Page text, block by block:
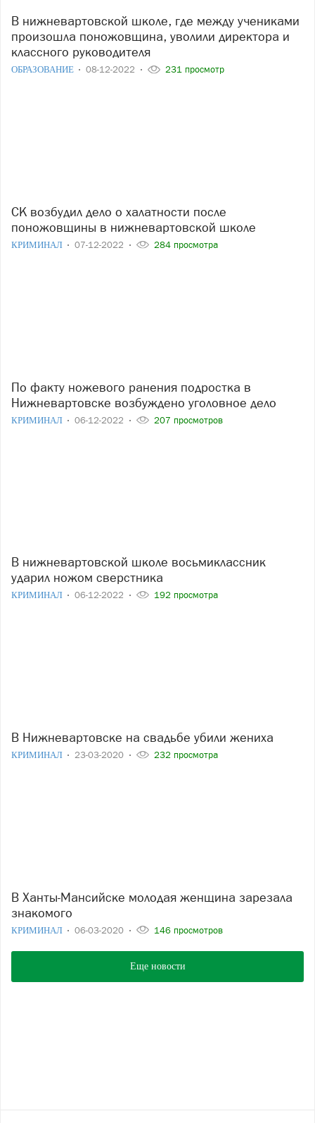
В нижневартовской школе, где между учениками
произошла поножовщина, уволили директора и
классного руководителя
ОБРАЗОВАНИЕ 08-12-2022 231 просмотр
СК возбудил дело о халатности после
поножовщины в нижневартовской школе
КРИМИНАЛ 07-12-2022 284 просмотра
По факту ножевого ранения подростка в
Нижневартовске возбуждено уголовное дело
КРИМИНАЛ 06-12-2022 207 просмотров
В нижневартовской школе восьмиклассник
ударил ножом сверстника
КРИМИНАЛ 06-12-2022 192 просмотра
В Нижневартовске на свадьбе убили жениха
КРИМИНАЛ 23-03-2020 232 просмотра
В Ханты-Мансийске молодая женщина зарезала
знакомого
КРИМИНАЛ 06-03-2020 146 просмотров
Еще новости